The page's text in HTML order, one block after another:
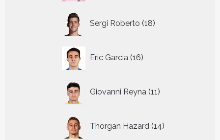
Sergi Roberto 18
producten
Eric Garcia 16
producten
Giovanni Reyna 11
producten
Thorgan Hazard 14
producten